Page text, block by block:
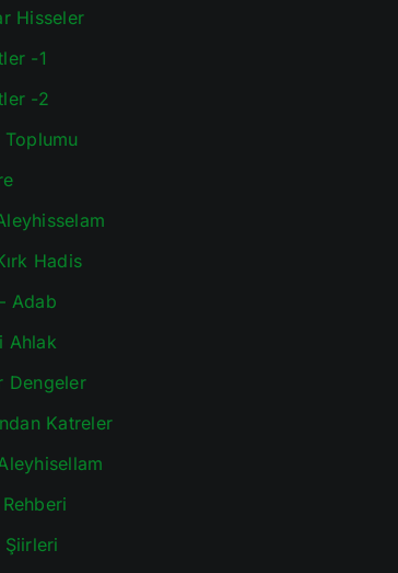
Hisseler
-1
-2
Toplumu
Hadis
Adab
Ahlak
Dengeler
Katreler
Şiirleri